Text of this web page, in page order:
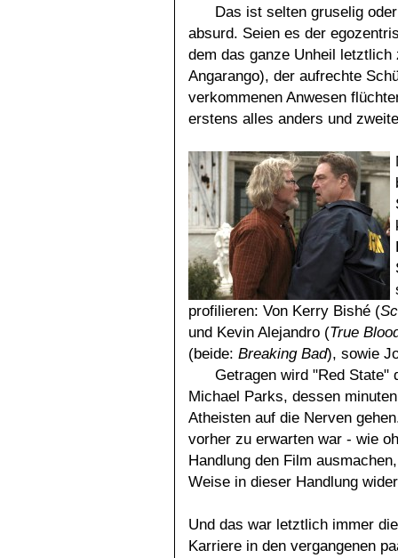
Das ist selten gruselig
absurd. Seien es der
dem das ganze Unheil
Angarango), der aufrechte
verkommenen Anwesen
erstens alles anders und
profilieren: Von Kerry Bishé (
und Kevin Alejandro (True
(beide: Breaking Bad), sowie
Getragen wird "Red State"
Michael Parks, dessen
Atheisten auf die Nerven
vorher zu erwarten war - wie
Handlung den Film
Weise in dieser Handlung
Und das war letztlich immer
Karriere in den vergangenen